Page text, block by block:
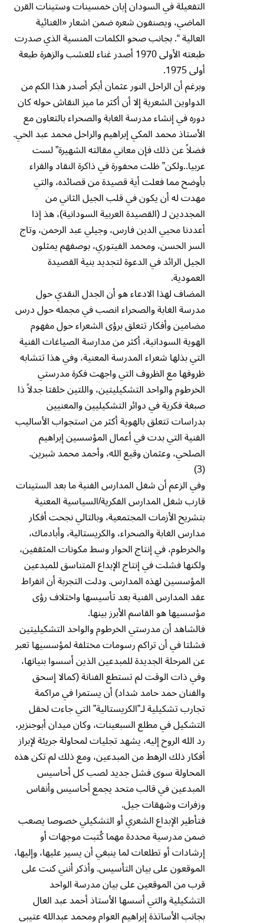
التفعيلة في السودان إبان خمسينات وستينات القرن
الماضي، ويصنفون شعره ضمن اشعار «الغنائية
العالية “. بجانب صحو الكلمات المنسية الذي صدرت
طبعته الأولى 1970 أصدر غناء للعشب والزهرة طبعة
أولى 1975.
وبرغم أن الراحل النور عثمان أبكر أصدر هذا الكم من
الدواوين الشعرية إلا أن أكثر ما ميز النقاش حوله كان
دوره في إنشاء مدرسة الغابة والصحراء بالتعاون مع
الأستاذ محمد المكي إبراهيم والراحل محمد عبد الحي.
فضلاً عن ذلك فإن معاني مقالته الشهيرة” لست
عربيا..ولكن” ظلت محفورة في ذاكرة النقاد والقراء
بأوضح مما فعلت أية قصيدة من قصائده، والتي
مهدت له أن يكون في قلب الجيل الثاني من
المجددين لـ (القصيدة العربية السودانية)، هذ إذا
أعددنا محيي الدين فارس، وجيلي عبد الرحمن، وتاج
السر الحسن، ومحمد الفيتوري، بوصفهم يمثلون
الجيل الرائد في الدعوة لتجديد بنية القصيدة
العمودية.
المضاف لهذا الادعاء هو أن الجدل النقدي حول
مدرسة الغابة والصحراء انصب في مجمله حول درس
مضامين وأفكار تتعلق برؤى الشعراء حول مفهوم
الهوية السودانية، أكثر من مدارسة الصياغات الفنية
التي بذلها شعراء المدرسة المعنية، وفي هذا تتشابه
ظروفها مع الظروف التي واجهت فكرة مدرستي
الخرطوم والواحد التشكيليتين، واللتين خلقتا جدلاً ذا
صبغة فكرية في دوائر التشكيليين والمعنيين
بدراسات تتعلق بالهوية أكثر من استجواب الأساليب
الفنية التي بدت في أعمال المؤسسين إبراهيم
الصلحي، وعثمان وقيع الله، وأحمد محمد شبرين.
(3)
وفي الزعم أن شغل المدارس الفنية ما بعد الستينات
قارب شغل المدارس الفكرية/السياسية المعنية
بتشريح الأزمات المجتمعية، وبالتالي نجحت أفكار
مدارس الغابة والصحراء، والكريستالية، وأبادماك،
والخرطوم، في إنتاج الحوار وسط مكونات المثقفين،
ولكنها فشلت في إنتاج الإبداع المتناسق للمبدعين
المؤسسين لهذه المدارس. ودلت التجربة أن انفراط
عقد المدارس الفنية بعد تأسيسها واختلاف رؤى
مؤسسيها هو القاسم الأبرز بينها.
فالشاهد أن مدرستي الخرطوم والواحد التشكيليتين
فشلتا في أن تراكم رسومات مختلفة لمؤسسيها تعبر
عن المرحلة الجديدة للمبدعين الذين أسسوا بنيانها،
وفي ذات الوقت لم تستطع الفنانة (كمالا إسحق
والفنان حمد حامد شداد) أن يستمرا في مراكمة
تجارب تشكيلية لـ”الكريستالية” التي جاءت لحقل
التشكيل في مطلع السبعينات، وكان ميدان أبوجنزير،
رد الله الروح إليه، يشهد تجليات لمحاولة جريئة لإبراز
أفكار ذلك الرهط من المبدعين، ومع ذلك لم تكن هذه
المحاولة سوى فشل جديد لصب كل أحاسيس
المبدعين في قالب متحد يجمع أحاسيس وأنفاس
وزفرات وشهقات جيل.
فتأطير الإبداع الشعري أو التشكيلي خصوصا يصعب
ضمن مدرسية محددة مهما كُتبت موجهات أو
إرشادات أو تطلعات لما ينبغي أن يسير عليها، وإليها،
الموقعون على بيان التأسيس. وأذكر أنني كنت على
قرب من الموقعين على بيان مدرسة الواحد
التشكيلية والتي أسسها الأستاذ أحمد عبد العال
بجانب الأساتذة إبراهيم العوام ومحمد عبدالله عتيبي